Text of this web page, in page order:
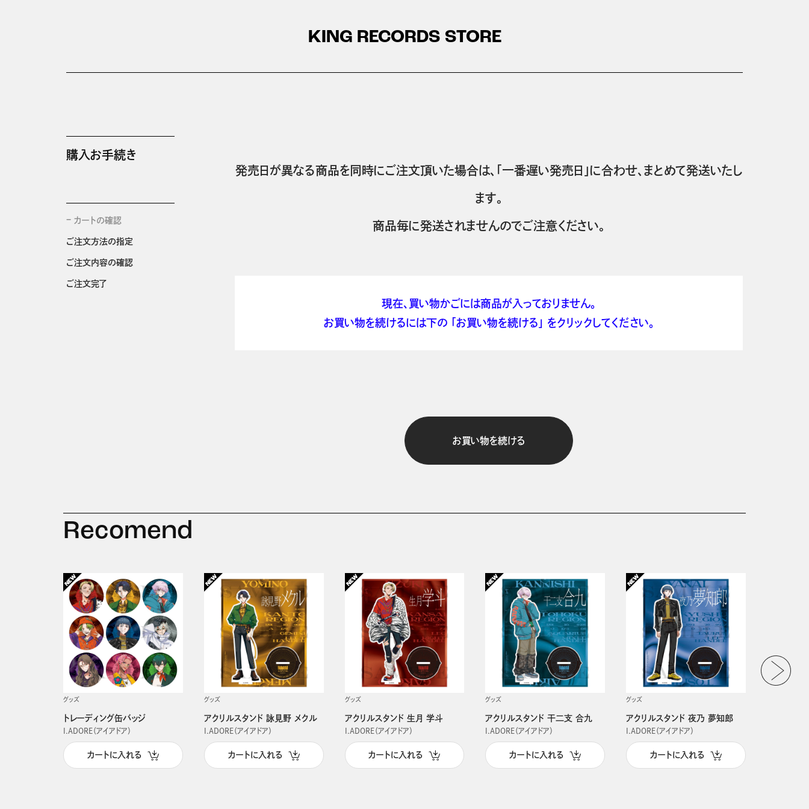
KING RECORDS STORE
購入お手続き
カートの確認
ご注文方法の指定
ご注文内容の確認
ご注文完了
発売日が異なる商品を同時にご注文頂いた場合は、「一番遅い発売日」に合わせ、まとめて発送いたし
ます。
商品毎に発送されませんのでご注意ください。
現在、買い物かごには商品が入っておりません。
お買い物を続けるには下の 「お買い物を続ける」 をクリックしてください。
お買い物を続ける
Recomend
グッズ
トレーディング缶バッジ
I.ADORE（アイアドア）
カートに入れる
グッズ
アクリルスタンド 詠見野 メクル
I.ADORE（アイアドア）
カートに入れる
グッズ
アクリルスタンド 生月 学斗
I.ADORE（アイアドア）
カートに入れる
グッズ
アクリルスタンド 干二支 合九
I.ADORE（アイアドア）
カートに入れる
グッズ
アクリルスタンド 夜乃 夢知郎
I.ADORE（アイアドア）
カートに入れる